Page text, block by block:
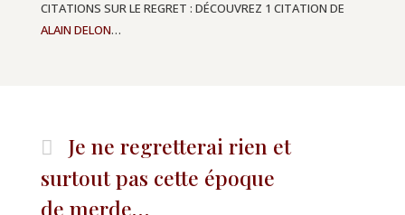
CITATIONS SUR LE REGRET : DÉCOUVREZ 1 CITATION DE
ALAIN DELON…
Je ne regretterai rien et
surtout pas cette époque
de merde…